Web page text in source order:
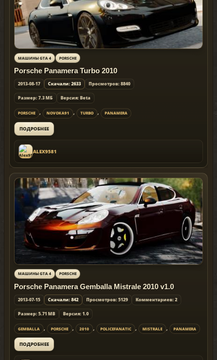
МАШИНЫ GTA 4 PORSCHE
Porsche Panamera Turbo 2010
2013-08-17 Скачали: 2633 Просмотров: 8840
Размер: 7.3 МБ Версия: Beta
PORSCHE , NOVOKA91 , TURBO , PANAMERA
ПОДРОБНЕЕ
ALEX9581
МАШИНЫ GTA 4 PORSCHE
Porsche Panamera Gemballa Mistrale 2010 v1.0
2013-07-15 Скачали: 842 Просмотров: 5129 Комментариев: 2
Размер: 5.71 MB Версия: 1.0
GEMBALLA , PORSCHE , 2010 , POLICEFANATIC , MISTRALE , PANAMERA
ПОДРОБНЕЕ